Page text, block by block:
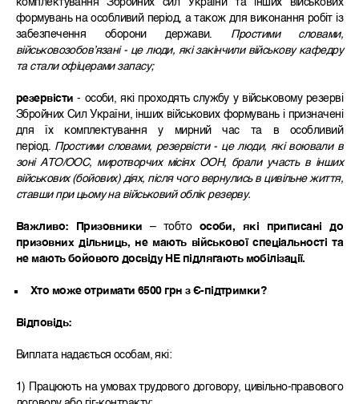
комплектування Збройних сил України та інших військових
формувань на особливий період, а також для виконання робіт із
забезпечення оборони держави. Простими словами,
військовозобовʼязані - це люди, які закінчили військову кафедру
та стали офіцерами запасу;
резервісти- особи, які проходять службу у військовому резерві
Збройних Сил України, інших військових формувань і призначені
для їх комплектування у мирний час та в особливий
період. Простими словами, резервісти - це люди, які воювали в
зоні АТО/ООС, миротворчих місіях ООН, брали участь в інших
військових (бойових) діях, після чого вернулись в цивільне життя,
ставши при цьому на військовий облік резерву.
Важливо: Призовники – тобтоособи, які приписані до
призовних дільниць, не мають військової спеціальності та
не мають бойового досвіду НЕ підлягають мобілізації.
Хто може отримати 6500 грн з Є-підтримки?
Відповідь:
Виплата надається особам, які:
1) Працюють на умовах трудового договору, цивільно-правового